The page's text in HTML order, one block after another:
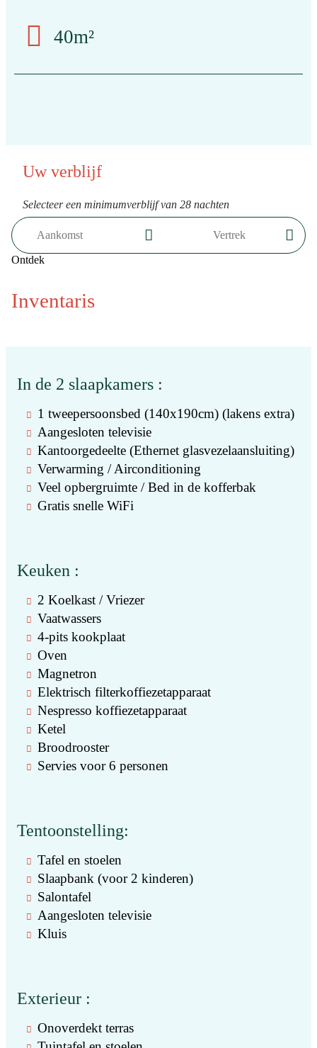
40m²
Inventaris
In de 2 slaapkamers :
1 tweepersoonsbed (140x190cm) (lakens extra)
Aangesloten televisie
Kantoorgedeelte (Ethernet glasvezelaansluiting)
Verwarming / Airconditioning
Veel opbergruimte / Bed in de kofferbak
Gratis snelle WiFi
Keuken :
2 Koelkast / Vriezer
Vaatwassers
4-pits kookplaat
Oven
Magnetron
Elektrisch filterkoffiezetapparaat
Nespresso koffiezetapparaat
Ketel
Broodrooster
Servies voor 6 personen
Tentoonstelling:
Tafel en stoelen
Slaapbank (voor 2 kinderen)
Salontafel
Aangesloten televisie
Kluis
Exterieur :
Onoverdekt terras
Uw verblijf
Selecteer een minimumverblijfvan 28 nachten
Ontdek